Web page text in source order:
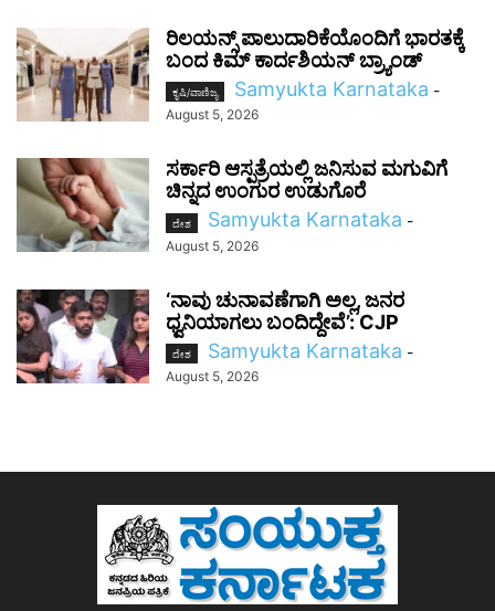
ರಿಲಯನ್ಸ್ ಪಾಲುದಾರಿಕೆಯೊಂದಿಗೆ ಭಾರತಕ್ಕೆ
ಬಂದ ಕಿಮ್ ಕಾರ್ದಶಿಯನ್ ಬ್ರ್ಯಾಂಡ್
ಕೃಷಿ/ವಾಣಿಜ್ಯ Samyukta Karnataka -
August 5, 2026
ಸರ್ಕಾರಿ ಆಸ್ಪತ್ರೆಯಲ್ಲಿ ಜನಿಸುವ ಮಗುವಿಗೆ
ಚಿನ್ನದ ಉಂಗುರ ಉಡುಗೊರೆ
ದೇಶ Samyukta Karnataka -
August 5, 2026
‘ನಾವು ಚುನಾವಣೆಗಾಗಿ ಅಲ್ಲ, ಜನರ
ಧ್ವನಿಯಾಗಲು ಬಂದಿದ್ದೇವೆ’: CJP
ದೇಶ Samyukta Karnataka -
August 5, 2026